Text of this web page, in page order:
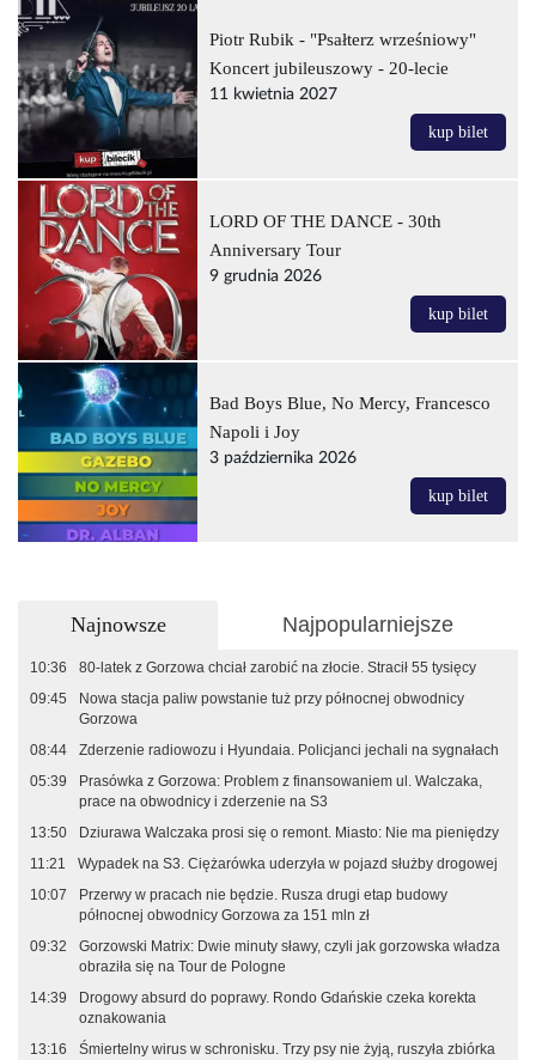
Piotr Rubik - "Psałterz wrześniowy"
Koncert jubileuszowy - 20-lecie
11 kwietnia 2027
kup bilet
LORD OF THE DANCE - 30th
Anniversary Tour
9 grudnia 2026
kup bilet
Bad Boys Blue, No Mercy, Francesco
Napoli i Joy
3 października 2026
kup bilet
Najnowsze Najpopularniejsze
10:36
80-latek z Gorzowa chciał zarobić na złocie. Stracił 55 tysięcy
09:45
Nowa stacja paliw powstanie tuż przy północnej obwodnicy
Gorzowa
08:44
Zderzenie radiowozu i Hyundaia. Policjanci jechali na sygnałach
05:39
Prasówka z Gorzowa: Problem z finansowaniem ul. Walczaka,
prace na obwodnicy i zderzenie na S3
13:50
Dziurawa Walczaka prosi się o remont. Miasto: Nie ma pieniędzy
11:21
Wypadek na S3. Ciężarówka uderzyła w pojazd służby drogowej
10:07
Przerwy w pracach nie będzie. Rusza drugi etap budowy
północnej obwodnicy Gorzowa za 151 mln zł
09:32
Gorzowski Matrix: Dwie minuty sławy, czyli jak gorzowska władza
obraziła się na Tour de Pologne
14:39
Drogowy absurd do poprawy. Rondo Gdańskie czeka korekta
oznakowania
13:16
Śmiertelny wirus w schronisku. Trzy psy nie żyją, ruszyła zbiórka